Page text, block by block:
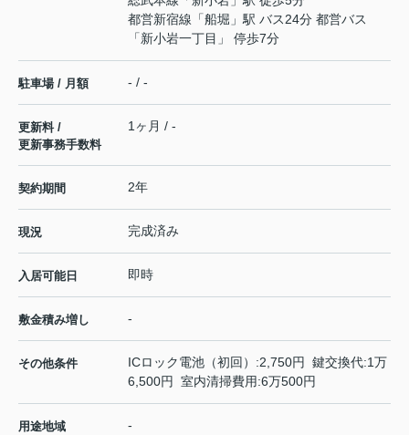
都営新宿線 「船堀 」駅 バス24分 都営バス
「新小岩一丁目」 停歩7分
駐車場 / 月額 - / -
更新料 /
更新事務手数料
1ヶ月 / -
契約期間 2年
現況 完成済み
入居可能日 即時
敷金積み増し -
その他条件
ICロック電池（初回）:2,750円 鍵交換代:1万
6,500円 室内清掃費用:6万500円
用途地域 -